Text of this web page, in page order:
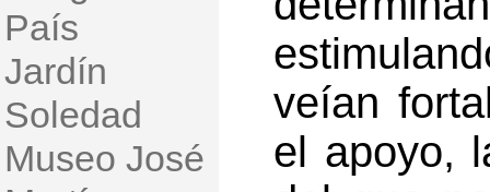
País
Jardín
Soledad
Museo José
veían
el apoyo,